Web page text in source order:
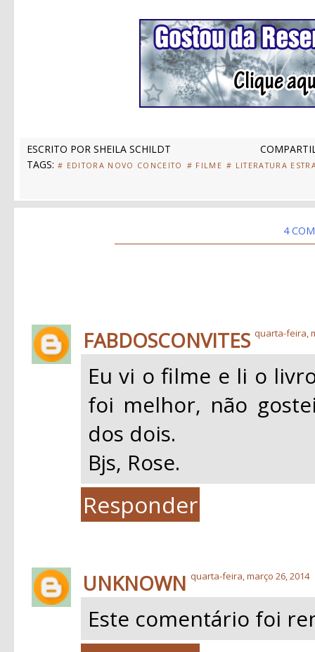
ESCRITO POR SHEILA SCHILDT
TAGS: # EDITORA NOVO CONCEITO # FILME # LITERATURA
4
FABDOSCONVITES quarta-feira,
Eu vi o filme e li o
foi melhor, não
dos dois.
Bjs, Rose.
Responder
UNKNOWN quarta-feira, março 26, 2014
Este comentário foi